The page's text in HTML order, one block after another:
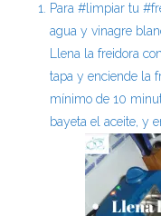
Para #limpiar tu
agua y vinagre
Llena la freidora
tapa y enciende la
mínimo de 10
bayeta el aceite, y